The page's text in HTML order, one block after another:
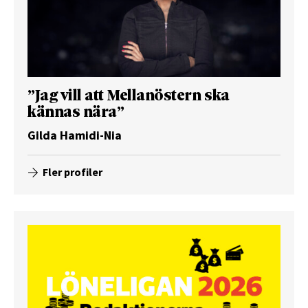
”Jag vill att Mellanöstern ska
kännas nära”
Gilda Hamidi-Nia
Fler profiler